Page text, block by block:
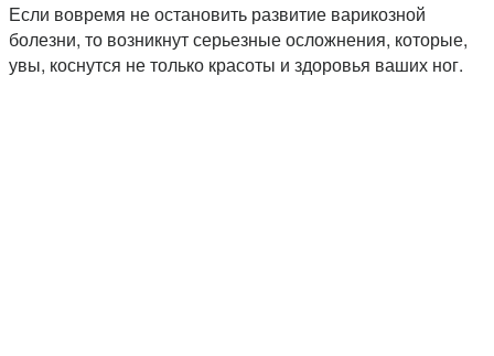
Если вовремя не остановить развитие варикозной
болезни, то возникнут серьезные осложнения, которые,
увы, коснутся не только красоты и здоровья ваших ног.